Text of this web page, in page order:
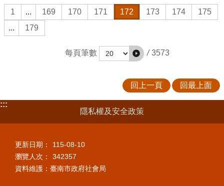
1 ... 169 170 171 172 173 174
175
...
179
每頁筆數 / 3573
回上一頁 回最上面
:::
隱私權及安全政策
更新日期：
115-08-10
瀏覽人次：
342357
資料維護：臺南市政府社會局